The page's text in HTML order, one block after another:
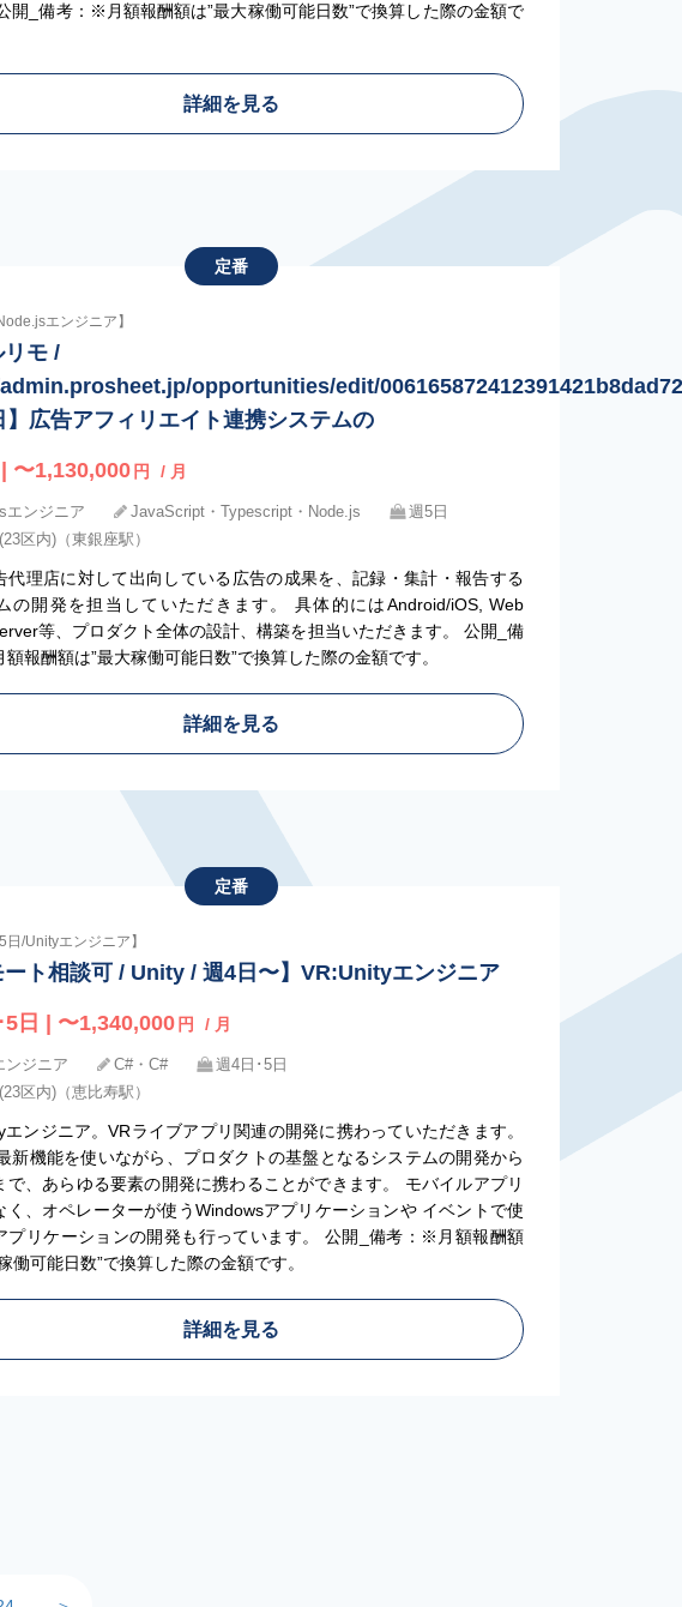
開_備考：※月額報酬額は”最大稼働可能日数”で換算した際の金額で
詳細を見る
定番
エンジニア】
リモ /
opportunities/edit/006165872412391421b8dad72
】広告アフィリエイト連携システムの
〜1,130,000 円 / 月
エンジニア JavaScript・Typescript・Node.js
週5日
区内)（東銀座駅）
代理店に対して出向している広告の成果を、記録・集計・報告する
の開発を担当していただきます。 具体的にはAndroid/iOS, Web
等、プロダクト全体の設計、構築を担当いただきます。 公開_備
報酬額は”最大稼働可能日数”で換算した際の金額です。
詳細を見る
定番
日/Unityエンジニア】
ート相談可 / Unity / 週4日〜】VR:Unityエンジニア
5日 | 〜1,340,000 円 / 月
ンジニア C#・C#
週4日･5日
区内)（恵比寿駅）
エンジニア。VRライブアプリ関連の開発に携わっていただきます。
新機能を使いながら、プロダクトの基盤となるシステムの開発から
で、あらゆる要素の開発に携わることができます。 モバイルアプリ
く、オペレーターが使うWindowsアプリケーションや イベントで使
プリケーションの開発も行っています。 公開_備考：※月額報酬額
働可能日数”で換算した際の金額です。
詳細を見る